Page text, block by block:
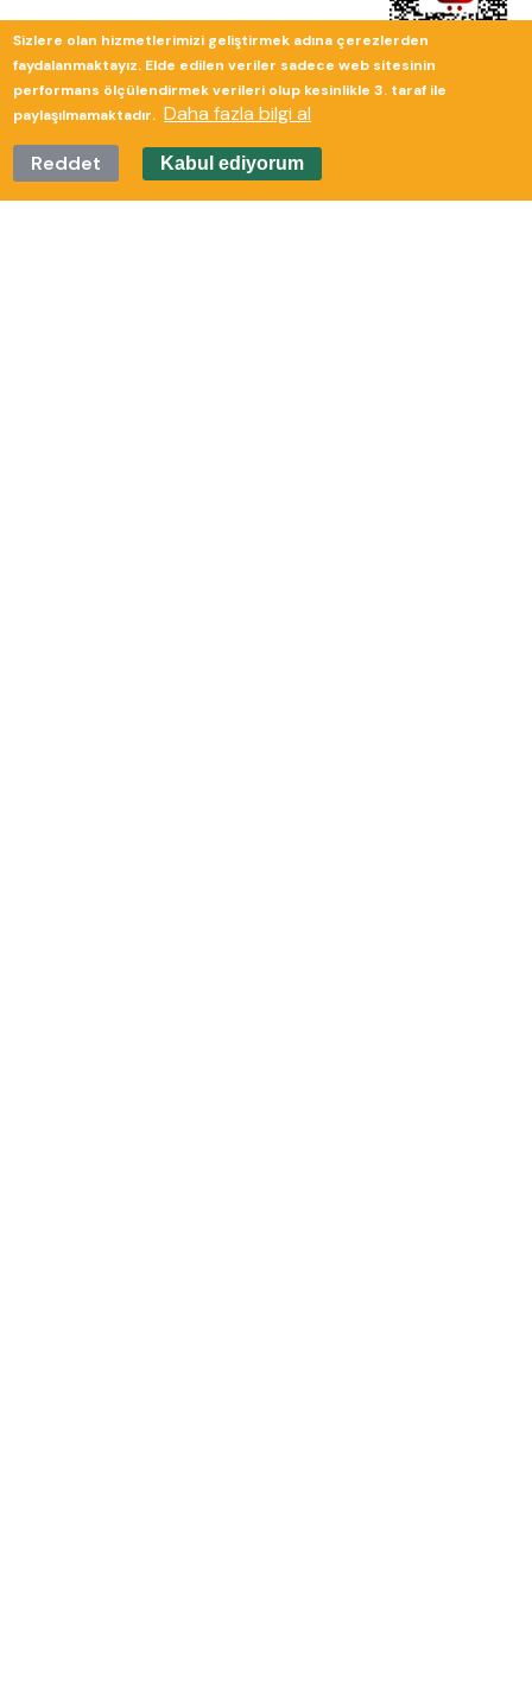
Sizlere olan hizmetlerimizi geliştirmek adına çerezlerden
faydalanmaktayız. Elde edilen veriler sadece web sitesinin
performans ölçülendirmek verileri olup kesinlikle 3. taraf ile
paylaşılmamaktadır. Daha fazla bilgi al
Reddet
Kabul ediyorum